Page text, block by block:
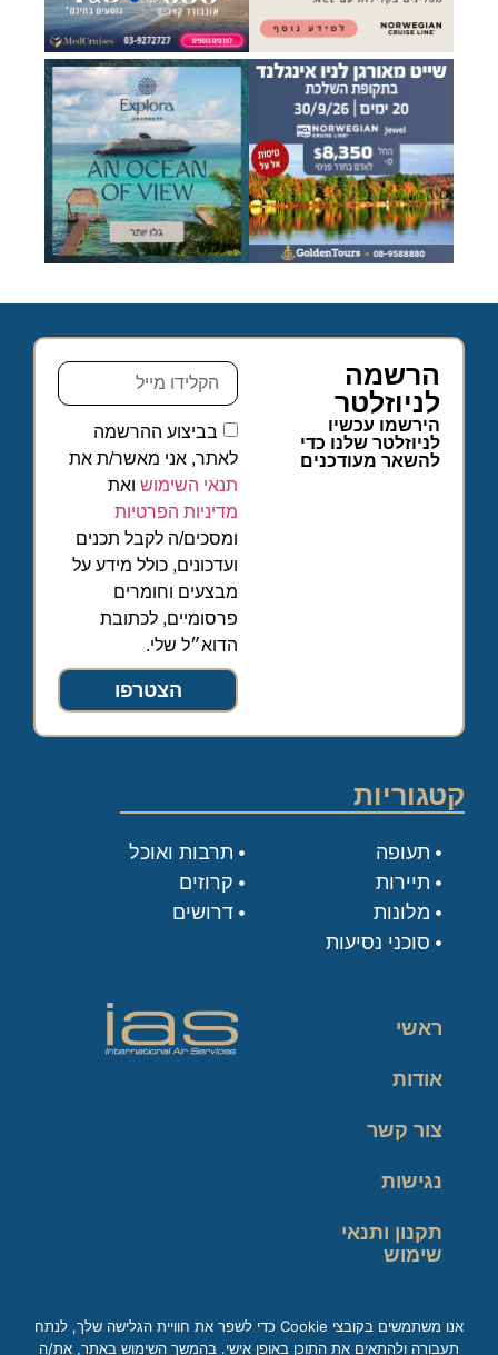
הרשמה
לניוזלטר
הירשמו עכשיו
לניוזלטר שלנו כדי
להשאר מעודכנים
בביצוע ההרשמה
לאתר, אני מאשר/ת את
תנאי השימוש ואת
מדיניות הפרטיות
ומסכים/ה לקבל תכנים
ועדכונים, כולל מידע על
מבצעים וחומרים
פרסומיים, לכתובת
הדוא״ל שלי.
הצטרפו
קטגוריות
תעופה
תיירות
מלונות
סוכני נסיעות
תרבות ואוכל
קרוזים
דרושים
ראשי
אודות
צור קשר
נגישות
תקנון ותנאי
שימוש
אנו משתמשים בקובצי Cookie כדי לשפר את חוויית הגלישה שלך, לנתח
תעבורה ולהתאים את התוכן באופן אישי. בהמשך השימוש באתר, את/ה